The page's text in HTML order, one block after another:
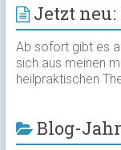
Jetzt
Ab sofort gibt es
sich aus meinen
heilpraktischen
Blog-